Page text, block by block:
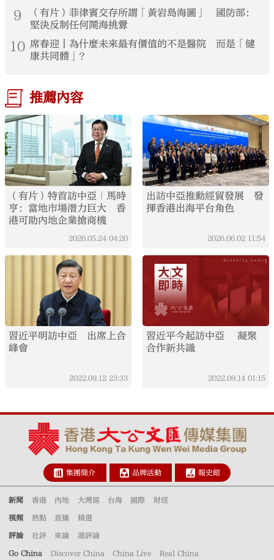
9
（有片）菲律賓交存所謂「黃岩島海圖」 國防部：
堅決反制任何鬧海挑釁
10 席春迎丨為什麼未來最有價值的不是醫院 而是「健
康共同體」？
推薦內容
（有片）特首訪中亞｜馬時
亨：當地市場潛力巨大 香
港可助內地企業搶商機
2026.05.24 04:20
出訪中亞推動經貿發展 發
揮香港出海平台角色
2026.06.02 11:54
習近平明訪中亞 出席上合
峰會
2022.09.12 23:33
習近平今起訪中亞 凝聚
合作新共識
2022.09.14 01:15
集團簡介 品牌活動 報史館
新聞 香港 內地 大灣區 台海 國際 財經
視頻 熱點 直播 精選
評論 社評 來論 港評論
Go China Discover China China Live Real China